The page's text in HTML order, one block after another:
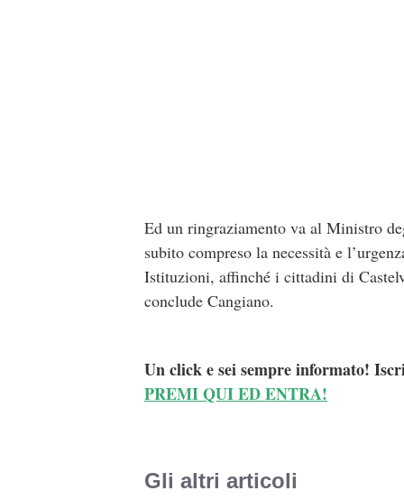
Ed un ringraziamento va al Ministro
subito compreso la necessità e
Istituzioni, affinché i cittadini di
conclude Cangiano.
Un click e sei sempre informato!
PREMI QUI ED ENTRA!
Gli altri articoli